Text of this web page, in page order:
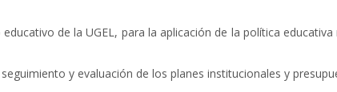
de la UGEL, para la aplicación de la política
y evaluación de los planes institucionales y